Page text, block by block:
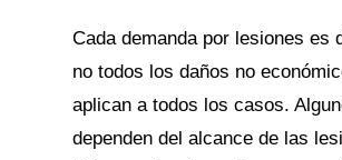
Cada demanda por lesiones es
no todos los daños no
aplican a todos los casos.
dependen del alcance de las